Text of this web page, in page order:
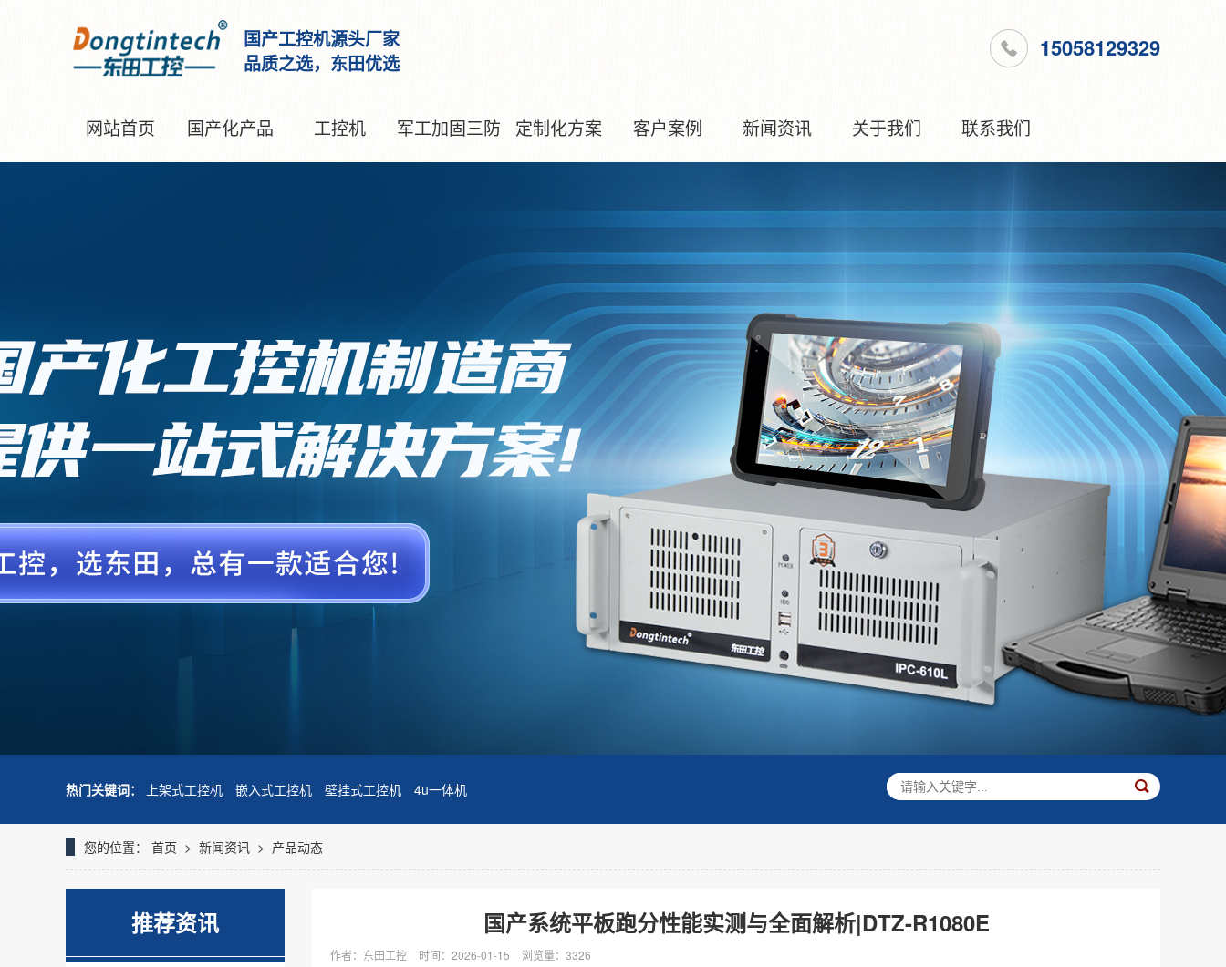
国产工控机源头厂家
品质之选，东田优选
15058129329
网站首页 国产化产品 工控机 军工加固三防 定制化方案 客户案例 新闻资讯 关于我们 联系我们
热门关键词： 上架式工控机 嵌入式工控机 壁挂式工控机 4u一体机
您的位置： 首页 > 新闻资讯 > 产品动态
推荐资讯 国产系统平板跑分性能实测与全面解析|DTZ-R1080E
作者：东田工控 时间：2026-01-15 浏览量：3326